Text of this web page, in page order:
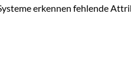
erkennen fehlende